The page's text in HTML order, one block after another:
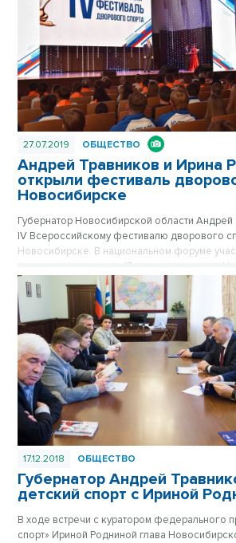
27.07.2019 ОБЩЕСТВО
Андрей Травников и Ирина
открыли фестиваль
Новосибирске
Губернатор Новосибирской области Андрей
IV Всероссийскому фестивалю дворового
Новосибирске. В национальном форуме
юных спортсменов из 13 регионов страны.
юным атлетам сказала и трехкратная
фигурному катанию Ирина Роднина.
17.12.2018 ОБЩЕСТВО
Губернатор Андрей
детский спорт с Ириной
В ходе встречи с куратором федерального
спорт» Ириной Родниной глава